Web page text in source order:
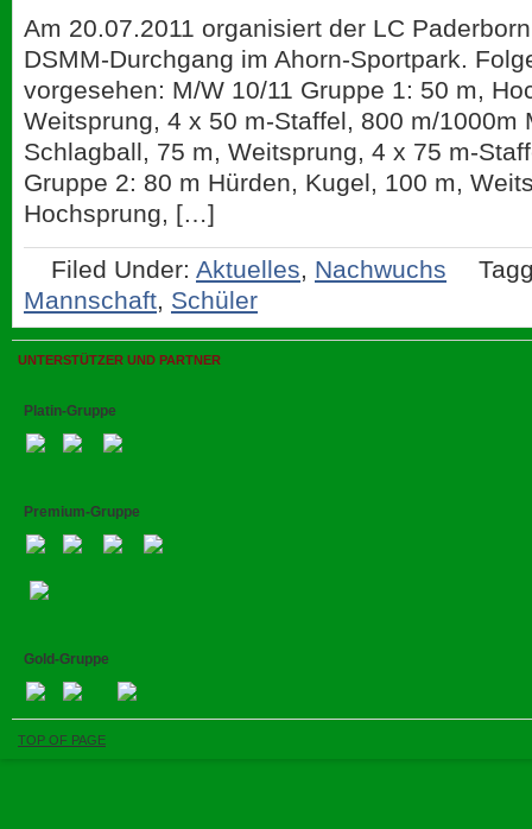
Am 20.07.2011 organisiert der LC
DSMM-Durchgang im Ahorn-Sportpark.
vorgesehen: M/W 10/11 Gruppe 1: 50 m,
Weitsprung, 4 x 50 m-Staffel, 800 m/1000m
Schlagball, 75 m, Weitsprung, 4 x 75 m-
Gruppe 2: 80 m Hürden, Kugel, 100 m,
Hochsprung, […]
Filed Under: Aktuelles, Nachwuchs
Mannschaft, Schüler
UNTERSTÜTZER UND PARTNER
Platin-Gruppe
Premium-Gruppe
Gold-Gruppe
TOP OF PAGE